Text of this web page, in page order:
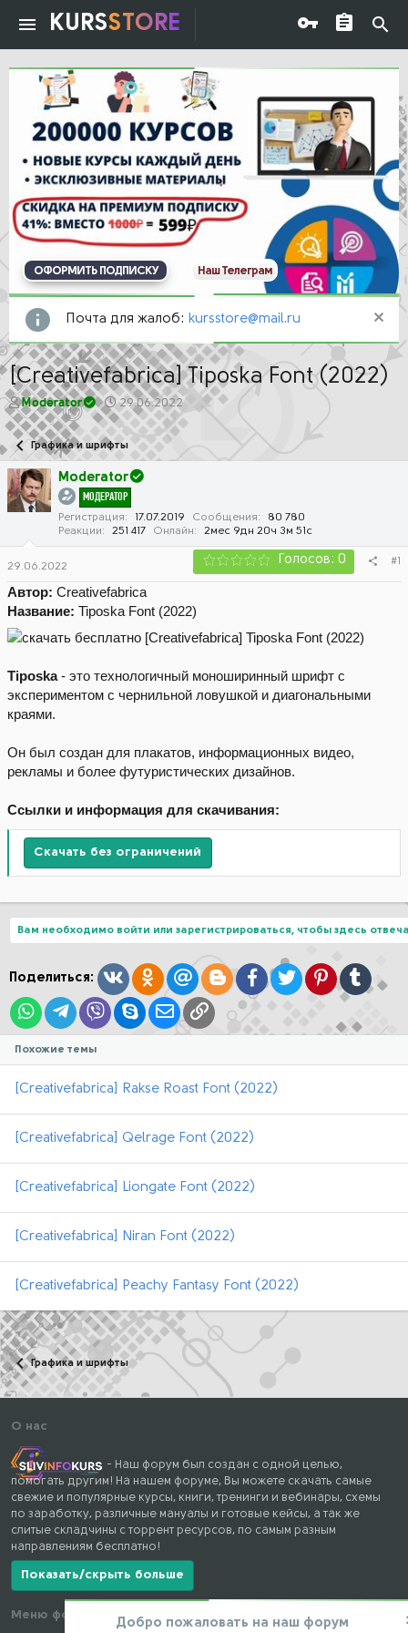
KURSSTORE
ОФОРМИТЬ ПОДПИСКУ Наш Телеграм
Почта для жалоб: kursstore@mail.ru
[Creativefabrica] Tiposka Font (2022)
А
в
т
о
р
т
е
Moderator
Д
а
а
а
ч
а
л
а
29.06.2022
Графика и шрифты
Moderator
МОДЕРАТОР
Регистрация 17.07.2019 Сообщения
80 780
Реакции
251 417 Онлайн 2мес 9дн 20ч 3м 51с
29.06.2022 Голосов: 0 #1
Автор: Creativefabrica
Название: Tiposka Font (2022)
Tiposka- это технологичный моноширинный шрифт с
экспериментом с чернильной ловушкой и диагональными
краями.
Он был создан для плакатов, информационных видео,
рекламы и более футуристических дизайнов.
Ссылки и информация для скачивания:
Скачать без ограничений
Вам необходимо войти или зарегистрироваться, чтобы здесь
Поделиться: ВконтактеОдноклассники
Mail.ruBloggerFacebook
TwitterPinterestTumblr
WhatsAppTelegram
Viber SkypeЭлектронная почта
Ссылка
Похожие темы
[Creativefabrica] Rakse Roast Font (2022)
[Creativefabrica] Qelrage Font (2022)
[Creativefabrica] Liongate Font (2022)
[Creativefabrica] Niran Font (2022)
[Creativefabrica] Peachy Fantasy Font (2022)
Графика и шрифты
О нас
- Наш форум был создан с одной целью,
помогать другим! На нашем форуме, Вы можете скачать самые
свежие и популярные курсы, книги, тренинги и вебинары, схемы
по заработку, различные мануалы и готовые кейсы, а так же
слитые складчины с торрент ресурсов, по самым разным
направлениям бесплатно!
Показать/скрыть больше
Меню форума Наши контакты
Добро пожаловать на наш форум